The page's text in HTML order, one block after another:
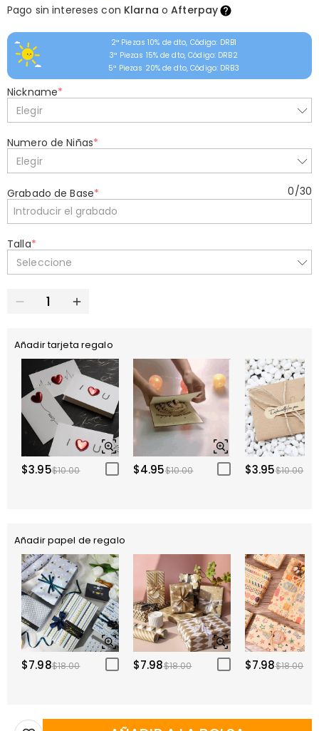
Pago sin intereses con Klarna oAfterpay
2ª Piezas 10% de dto, Código: DRB1
3ª Piezas 15% de dto, Código: DRB2
5ª Piezas 20% de dto, Código: DRB3
Nickname*
Elegir
Numero de Niñas*
Elegir
Grabado de Base* 0/30
Talla*
Seleccione
Añadir tarjeta regalo
$3.95$10.00 $4.95$10.00 $3.95$10.00
Añadir papel de regalo
$7.98$18.00 $7.98$18.00 $7.98$18.00